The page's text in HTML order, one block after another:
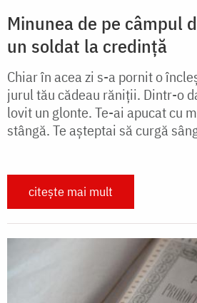
Minunea de pe câmpul
un soldat la credință
Chiar în acea zi s-a pornit o
jurul tău cădeau răniţii. Dintr-o
lovit un glonte. Te-ai apucat cu
stângă. Te aşteptai să curgă
citește mai mult